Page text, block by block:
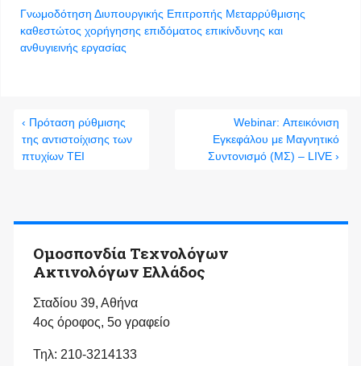
Γνωμοδότηση Διυπουργικής Επιτροπής Μεταρρύθμισης
καθεστώτος χορήγησης επιδόματος επικίνδυνης και
ανθυγιεινής εργασίας
‹ Πρόταση ρύθμισης
της αντιστοίχισης των
πτυχίων ΤΕΙ
Webinar: Απεικόνιση
Εγκεφάλου με Μαγνητικό
Συντονισμό (ΜΣ) – LIVE ›
Ομοσπονδία Τεχνολόγων
Ακτινολόγων Ελλάδος
Σταδίου 39, Αθήνα
4ος όροφος, 5ο γραφείο
Τηλ: 210-3214133